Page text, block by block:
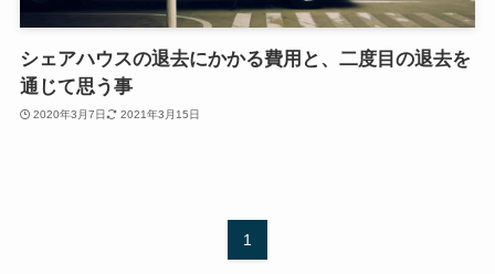
シェアハウスの退去にかかる費用と、二度目の退去を
通じて思う事
2020年3月7日 2021年3月15日
1